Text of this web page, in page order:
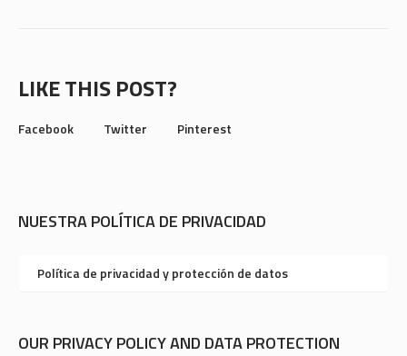
LIKE THIS POST?
Facebook Twitter Pinterest
NUESTRA POLÍTICA DE PRIVACIDAD
Política de privacidad y protección de datos
OUR PRIVACY POLICY AND DATA PROTECTION